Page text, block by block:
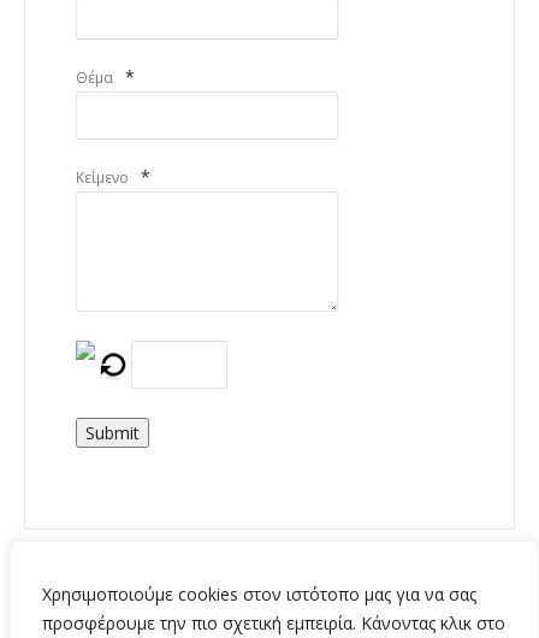
Χρησιμοποιούμε cookies στον ιστότοπο μας για να σας
προσφέρουμε την πιο σχετική εμπειρία. Κάνοντας κλικ στο
Θέμα *
Κείμενο *
Submit